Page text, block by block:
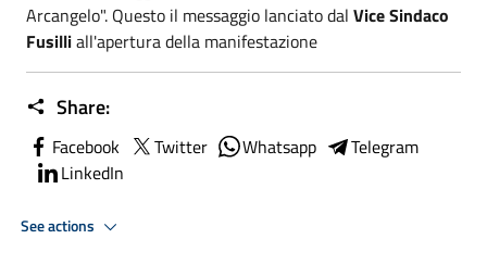
Arcangelo". Questo il messaggio lanciato dal Vice Sindaco
Fusilliall'apertura della manifestazione
Share:
Facebook Twitter Whatsapp
Telegram
LinkedIn
See actions